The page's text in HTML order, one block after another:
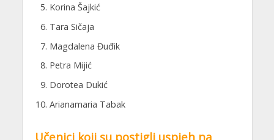
Korina Šajkić
Tara Sičaja
Magdalena Đuđik
Petra Mijić
Dorotea Dukić
Arianamaria Tabak
Učenici koji su postigli uspjeh na